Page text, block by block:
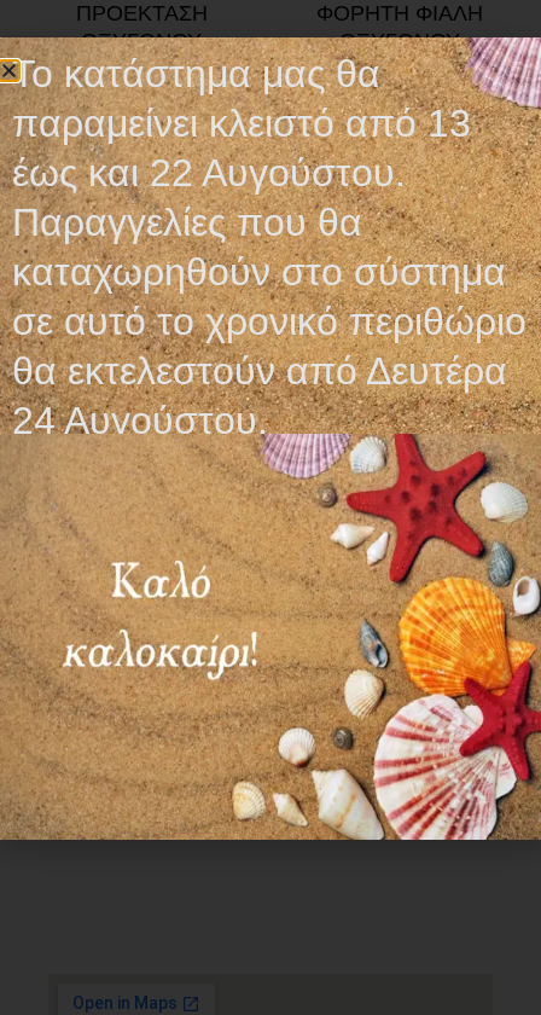
ΠΡΟΕΚΤΑΣΗ
ΟΞΥΓΟΝΟΥ
2,30€ – 4,80€
Επιλογή
ΦΟΡΗΤΗ ΦΙΑΛΗ
ΟΞΥΓΟΝΟΥ
30,50€
Προσθήκη στο καλάθι
Ωράριο λειτουργίας
ΕΙΔΙΚΟ ΘΕΡΙΝΟ ΩΡΑΡΙΟ
ΔΕΥ-ΠΑΡ: 09:00-14:30
ΣΑΒ – ΚΥΡ: ΚΛΕΙΣΤΑ
Χρήσιμα Links
Όροι Χρήσης
Πολιτική απορρήτου
Τρόποι πληρωμής
Τρόποι αποστολής
Το κατάστημα μας θα
παραμείνει κλειστό από 13
έως και 22 Αυγούστου.
Παραγγελίες που θα
καταχωρηθούν στο σύστημα
σε αυτό το χρονικό περιθώριο
θα εκτελεστούν από Δευτέρα
24 Αυγούστου.